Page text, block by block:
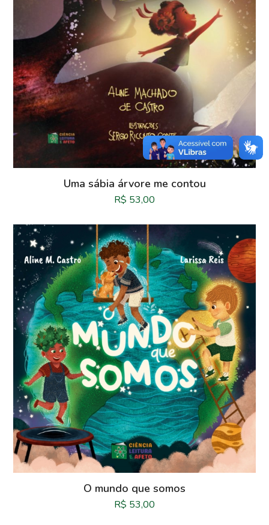
Uma sábia árvore me contou
R$ 53,00
O mundo que somos
R$ 53,00